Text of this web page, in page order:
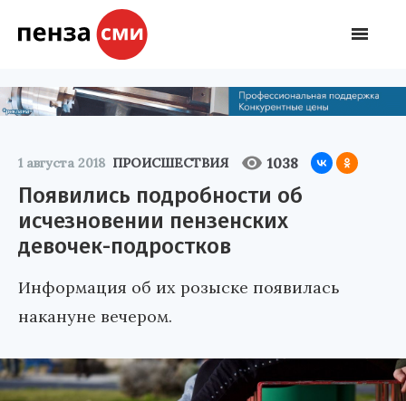
1 августа 2018 ПРОИСШЕСТВИЯ 1038
Появились подробности об
исчезновении пензенских
девочек-подростков
Информация об их розыске появилась
накануне вечером.